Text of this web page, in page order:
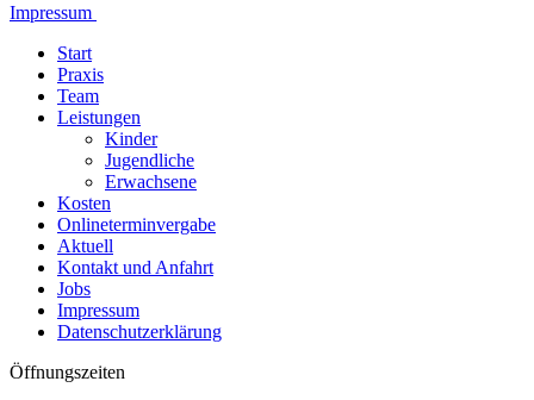
Impressum
Start
Praxis
Team
Leistungen
Kinder
Jugendliche
Erwachsene
Kosten
Onlineterminvergabe
Aktuell
Kontakt und Anfahrt
Jobs
Impressum
Datenschutzerklärung
Öffnungszeiten